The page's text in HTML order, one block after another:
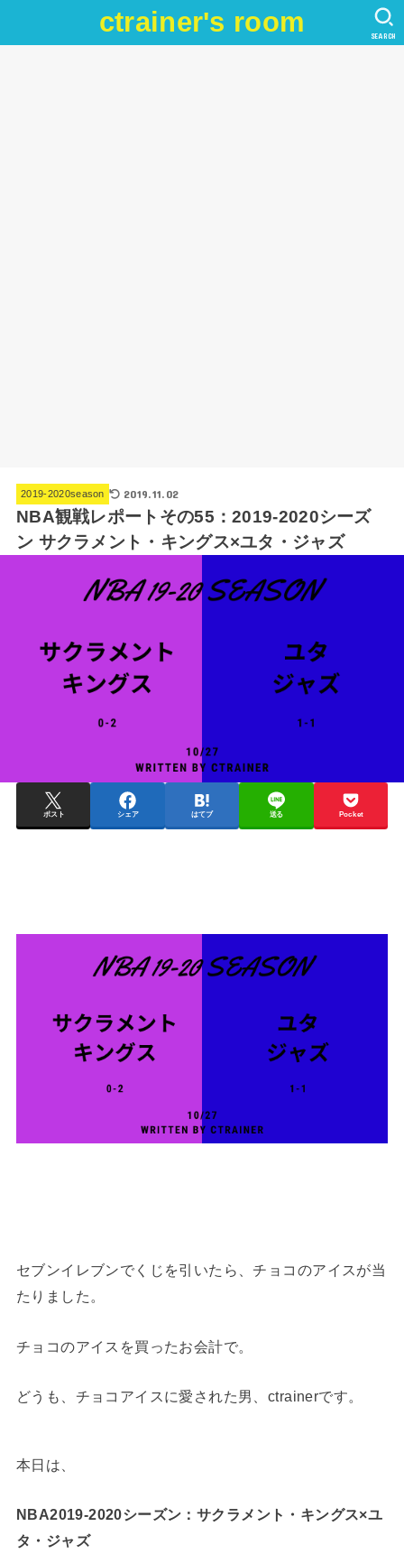
ctrainer's room SEARCH
2019-2020season 2019.11.02
NBA観戦レポートその55：2019-2020シーズ
ン サクラメント・キングス×ユタ・ジャズ
ポスト シェア はてブ 送る Pocket
セブンイレブンでくじを引いたら、チョコのアイスが当
たりました。
チョコのアイスを買ったお会計で。
どうも、チョコアイスに愛された男、ctrainerです。
本日は、
NBA2019-2020シーズン：サクラメント・キングス×ユ
タ・ジャズ